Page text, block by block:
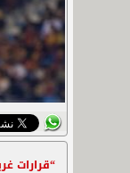
“قرارات